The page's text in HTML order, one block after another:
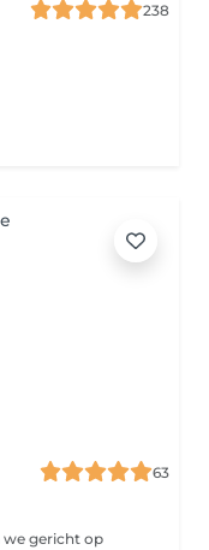
238
63